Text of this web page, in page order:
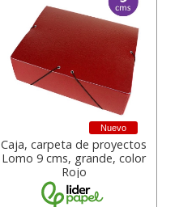
Nuevo
Caja, carpeta de proyectos
Lomo 9 cms, grande, color
Rojo